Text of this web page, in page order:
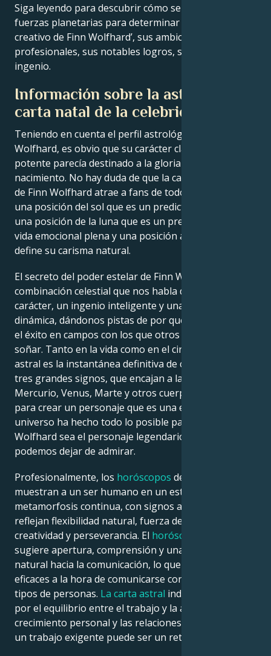
Siga leyendo para descubrir cómo se alinean las
fuerzas planetarias para determinar el genio
creativo de Finn Wolfhard’, sus ambiciones
profesionales, sus notables logros, su sabiduría y su
ingenio.
Información sobre la astrología
carta natal de la celebridad
Teniendo en cuenta el perfil astrológico de Finn
Wolfhard, es obvio que su carácter claramente
potente parecía destinado a la gloria desde su
nacimiento. No hay duda de que la calidad de estrella
de Finn Wolfhard atrae a fans de todo el mundo con
una posición del sol que es un predictor de confianza,
una posición de la luna que es un predictor de una
vida emocional plena y una posición ascendente que
define su carisma natural.
El secreto del poder estelar de Finn Wolfhard es una
combinación celestial que nos habla de un gran
carácter, un ingenio inteligente y una presencia
dinámica, dándonos pistas de por qué ha alcanzado
el éxito en campos con los que otros sólo pueden
soñar. Tanto en la vida como en el cine, su carta
astral es la instantánea definitiva de cada uno de sus
tres grandes signos, que encajan a la perfección con
Mercurio, Venus, Marte y otros cuerpos celestes
para crear un personaje que es una estrella. El
universo ha hecho todo lo posible para que Finn
Wolfhard sea el personaje legendario al que no
podemos dejar de admirar.
Profesionalmente, los horóscopos de Finn Wolfhard
muestran a un ser humano en un estado de
metamorfosis continua, con signos astrológicos que
reflejan flexibilidad natural, fuerza de voluntad,
creatividad y perseverancia. El horóscopo natal
sugiere apertura, comprensión y una inclinación
natural hacia la comunicación, lo que les hace más
eficaces a la hora de comunicarse con diferentes
tipos de personas. La carta astral indica una devoción
por el equilibrio entre el trabajo y la atención, el
crecimiento personal y las relaciones sanas, aunque
un trabajo exigente puede ser un reto.